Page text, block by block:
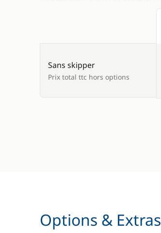
Sans skipper
Prix total ttc hors options
Options & Extras